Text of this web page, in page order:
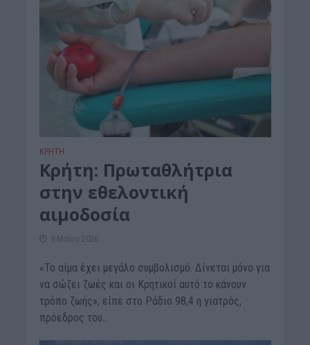
ΚΡΗΤΗ
Κρήτη: Πρωταθλήτρια
στην εθελοντική
αιμοδοσία
9 Μαΐου 2026
«Το αίμα έχει μεγάλο συμβολισμό. Δίνεται μόνο για
να σώζει ζωές και οι Κρητικοί αυτό το κάνουν
τρόπο ζωής», είπε στο Ράδιο 98,4 η γιατρός,
πρόεδρος του...